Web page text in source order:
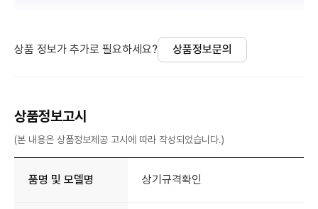
상품 정보가 추가로 필요하세요? 상품정보문의
상품정보고시
(본 내용은 상품정보제공 고시에 따라 작성되었습니다.)
품명 및 모델명 상기규격확인